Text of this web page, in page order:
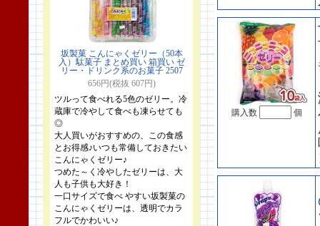
坂製菓 こんにゃくゼリー（50本
入）駄菓子 まとめ買い 箱買い ゼ
リー・ドリンク系のお菓子 2507
656円(税抜 607円)
ツルって食べれる5色のゼリー。冷
蔵庫で冷やして食べも凍らせても
◎
大人買いがおすすめの、この食感
とお得感♪いつも常備しておきたい
こんにゃくゼリー♪
つめた～く冷やしたゼリーは、大
人も子供も大好き！
一口サイズで食べ やすい坂製菓の
こんにゃくゼリーは、透明でカラ
フルでかわいい♪
購入数 個